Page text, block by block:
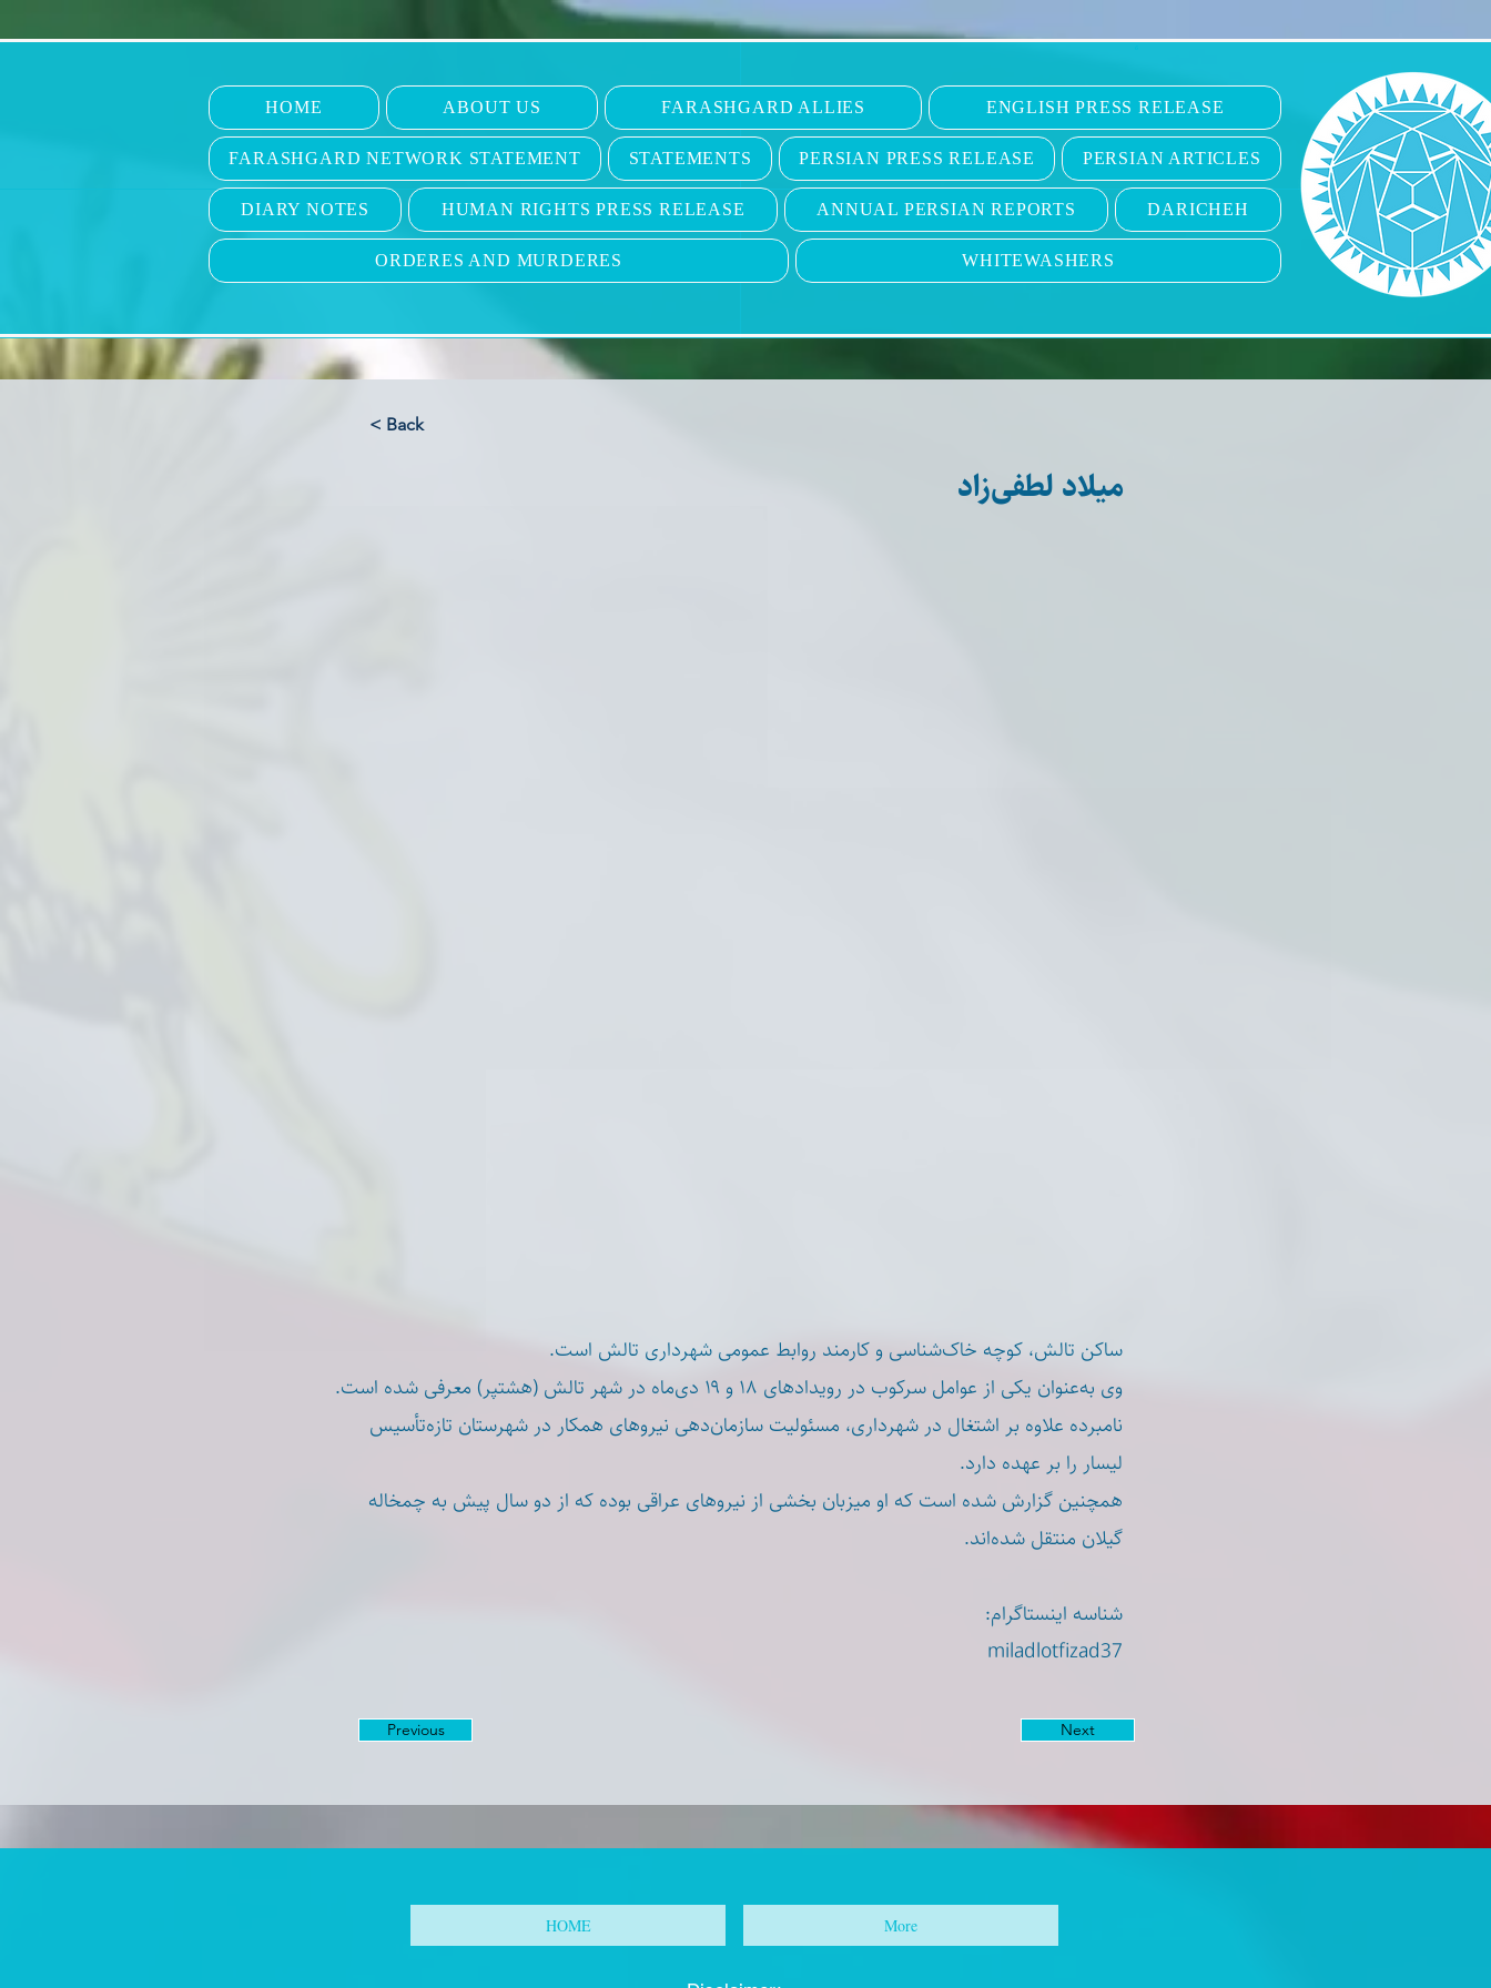
HOME ABOUT US FARASHGARD ALLIES ENGLISH PRESS RELEASE
FARASHGARD NETWORK STATEMENT STATEMENTS PERSIAN PRESS RELEASE PERSIAN ARTICLES
DIARY NOTES HUMAN RIGHTS PRESS RELEASE ANNUAL PERSIAN REPORTS DARICHEH
ORDERES AND MURDERES WHITEWASHERS
< Back
میلاد لطفی‌زاد
ساکن تالش، کوچه خاک‌شناسی و کارمند روابط عمومی شهرداری تالش است.
وی به‌عنوان یکی از عوامل سرکوب در رویدادهای ۱۸ و ۱۹ دی‌ماه در شهر تالش (هشتپر) معرفی شده است.
نامبرده علاوه بر اشتغال در شهرداری، مسئولیت سازمان‌دهی نیروهای همکار در شهرستان تازه‌تأسیس
لیسار را بر عهده دارد.
همچنین گزارش شده است که او میزبان بخشی از نیروهای عراقی بوده که از دو سال پیش به چمخاله
گیلان منتقل شده‌اند.
شناسه اینستاگرام:
miladlotfizad37
Previous Next
HOME More